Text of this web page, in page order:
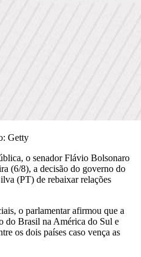
Getty
o senador Flávio Bolsonaro
(6/8), a decisão do governo do
(PT) de rebaixar relações
o parlamentar afirmou que a
do Brasil na América do Sul e
os dois países caso vença as